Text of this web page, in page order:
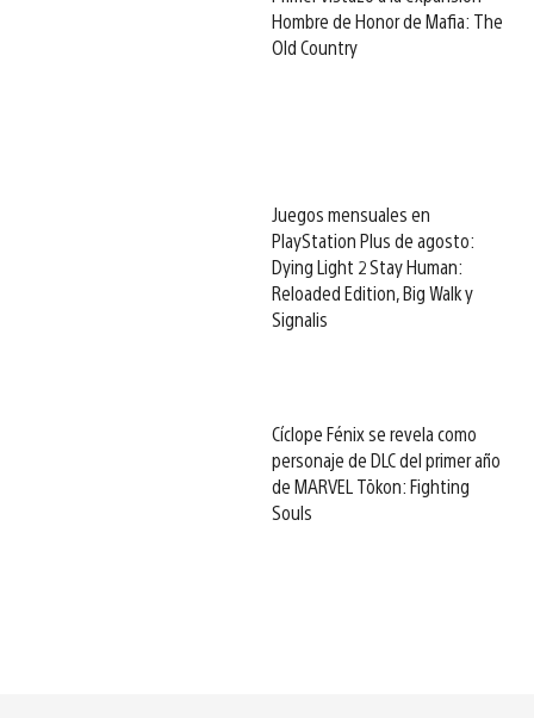
Hombre de Honor de Mafia: The
Old Country
Juegos mensuales en
PlayStation Plus de agosto:
Dying Light 2 Stay Human:
Reloaded Edition, Big Walk y
Signalis
Cíclope Fénix se revela como
personaje de DLC del primer año
de MARVEL Tōkon: Fighting
Souls